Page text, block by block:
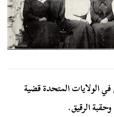
في الولايات المتحدة قضية
الرقيق.